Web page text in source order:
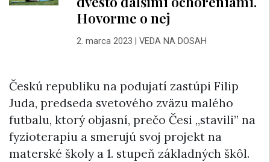
Hovorme o nej
2. marca 2023 VEDA NA DOSAH
Českú republiku na podujatí zastúpi Filip
Juda, predseda svetového zväzu malého
futbalu, ktorý objasní, prečo Česi „stavili” na
fyzioterapiu a smerujú svoj projekt na
materské školy a 1. stupeň základných škôl.